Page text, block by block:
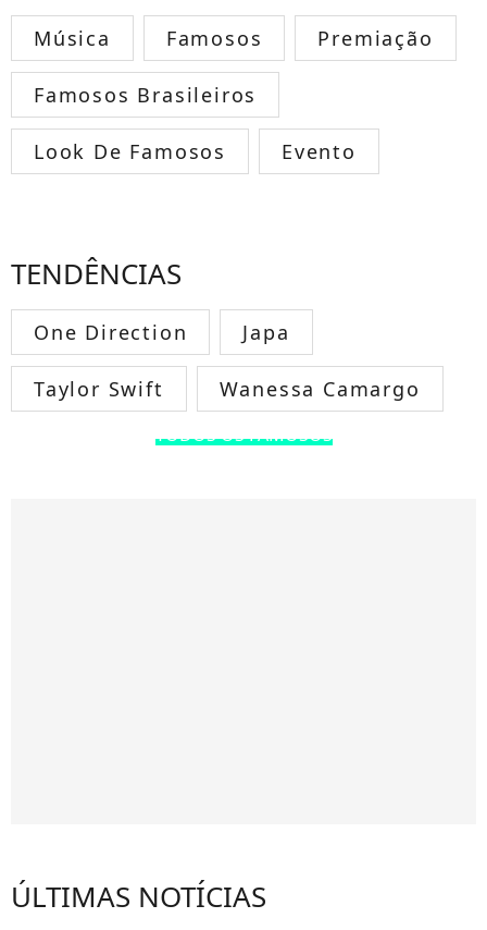
Música Famosos Premiação
Famosos Brasileiros
Look De Famosos Evento
TENDÊNCIAS
One Direction Japa
Taylor Swift Wanessa Camargo
TODOS OS FAMOSOS
ÚLTIMAS NOTÍCIAS